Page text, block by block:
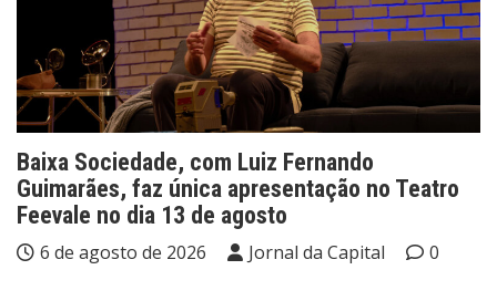
Baixa Sociedade, com Luiz Fernando
Guimarães, faz única apresentação no Teatro
Feevale no dia 13 de agosto
6 de agosto de 2026 Jornal da Capital 0